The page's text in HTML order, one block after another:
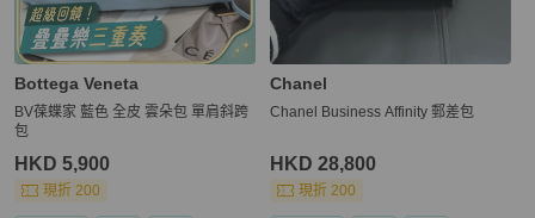
Bottega Veneta
BV葆蝶家 藍色 全皮 雲朵包 單肩斜跨
包
HKD 5,900
現折 200
Chanel
Chanel Business Affinity 郵差包
HKD 28,800
現折 200